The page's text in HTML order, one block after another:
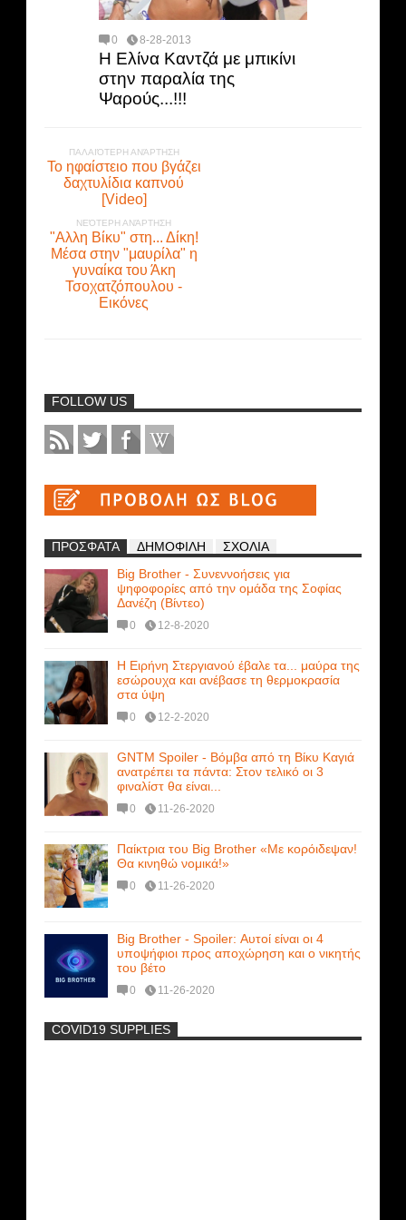
0 8-28-2013
Η Ελίνα Καντζά με μπικίνι
στην παραλία της
Ψαρούς...!!!
ΠΑΛΑΙΌΤΕΡΗ ΑΝΆΡΤΗΣΗ
Το ηφαίστειο που βγάζει
δαχτυλίδια καπνού
[Video]
ΝΕΌΤΕΡΗ ΑΝΆΡΤΗΣΗ
"Αλλη Βίκυ" στη... Δίκη!
Μέσα στην "μαυρίλα" η
γυναίκα του Άκη
Τσοχατζόπουλου -
Εικόνες
FOLLOW US
ΠΡΟΣΦΑΤΑ ΔΗΜΟΦΙΛΗ
ΣΧΟΛΙΑ
Big Brother - Συνεννοήσεις για
ψηφοφορίες από την ομάδα της Σοφίας
Δανέζη (Βίντεο)
0 12-8-2020
Η Ειρήνη Στεργιανού έβαλε τα... μαύρα της
εσώρουχα και ανέβασε τη θερμοκρασία
στα ύψη
0 12-2-2020
GNTM Spoiler - Βόμβα από τη Βίκυ Καγιά
ανατρέπει τα πάντα: Στον τελικό οι 3
φιναλίστ θα είναι...
0 11-26-2020
Παίκτρια του Big Brother «Με κορόιδεψαν!
Θα κινηθώ νομικά!»
0 11-26-2020
Big Brother - Spoiler: Αυτοί είναι οι 4
υποψήφιοι προς αποχώρηση και ο νικητής
του βέτο
0 11-26-2020
-
COVID19 SUPPLIES